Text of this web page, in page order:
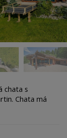
chata s
Chata má